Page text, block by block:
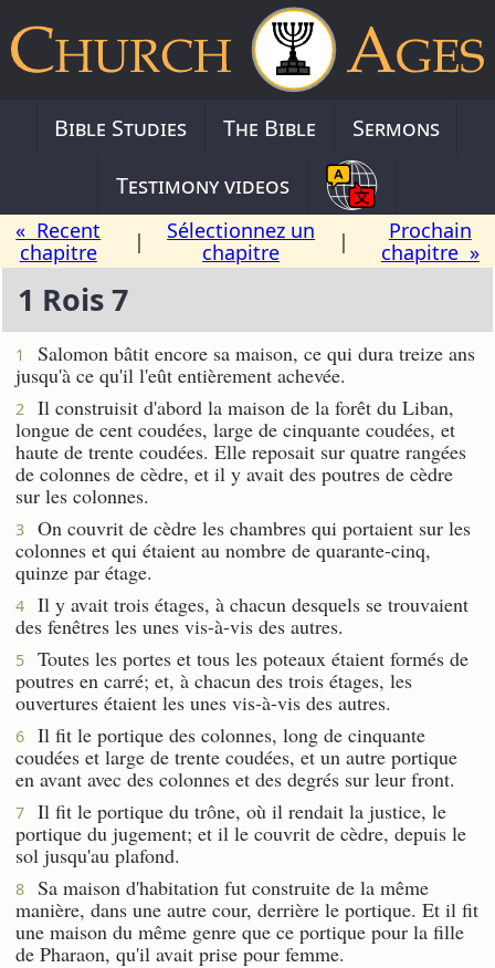
Bible Studies The Bible
Sermons
Testimony videos
« Recent
chapitre
|
Sélectionnez un
chapitre
|
Prochain
chapitre »
1 Rois 7
1
Salomon bâtit encore sa maison, ce qui dura treize ans
jusqu'à ce qu'il l'eût entièrement achevée.
2
Il construisit d'abord la maison de la forêt du Liban,
longue de cent coudées, large de cinquante coudées, et
haute de trente coudées. Elle reposait sur quatre rangées
de colonnes de cèdre, et il y avait des poutres de cèdre
sur les colonnes.
3
On couvrit de cèdre les chambres qui portaient sur les
colonnes et qui étaient au nombre de quarante-cinq,
quinze par étage.
4
Il y avait trois étages, à chacun desquels se trouvaient
des fenêtres les unes vis-à-vis des autres.
5
Toutes les portes et tous les poteaux étaient formés de
poutres en carré; et, à chacun des trois étages, les
ouvertures étaient les unes vis-à-vis des autres.
6
Il fit le portique des colonnes, long de cinquante
coudées et large de trente coudées, et un autre portique
en avant avec des colonnes et des degrés sur leur front.
7
Il fit le portique du trône, où il rendait la justice, le
portique du jugement; et il le couvrit de cèdre, depuis le
sol jusqu'au plafond.
8
Sa maison d'habitation fut construite de la même
manière, dans une autre cour, derrière le portique. Et il fit
une maison du même genre que ce portique pour la fille
de Pharaon, qu'il avait prise pour femme.